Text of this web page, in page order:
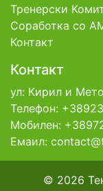
Тренерски
Соработка со
Контакт
Контакт
ул: Кирил и
Телефон:
Мобилен:
Емаил:
© 2026